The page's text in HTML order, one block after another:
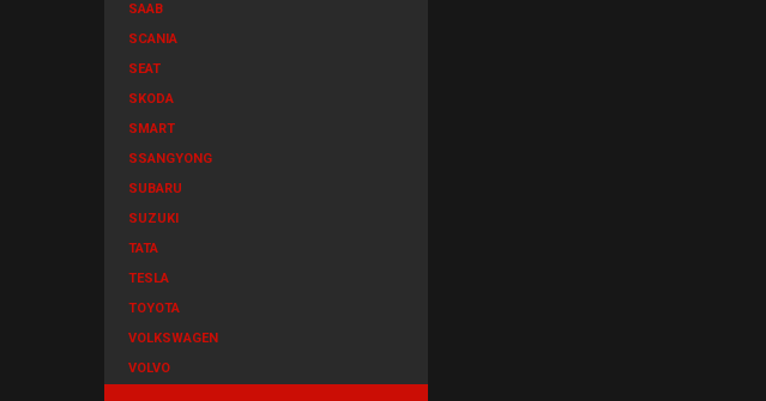
SAAB
SCANIA
SEAT
SKODA
SMART
SSANGYONG
SUBARU
SUZUKI
TATA
TESLA
TOYOTA
VOLKSWAGEN
VOLVO